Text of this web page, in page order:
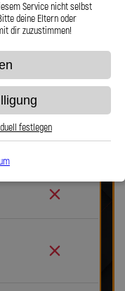
Service nicht selbst
deine Eltern oder
dir zuzustimmen!
festlegen